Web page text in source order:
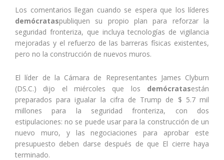
Los comentarios llegan cuando se espera que los líderes
demócrataspubliquen su propio plan para reforzar la
seguridad fronteriza, que incluya tecnologías de vigilancia
mejoradas y el refuerzo de las barreras físicas existentes,
pero no la construcción de nuevos muros.
El líder de la Cámara de Representantes James Clyburn
(DS.C.) dijo el miércoles que los demócratasestán
preparados para igualar la cifra de Trump de $ 5.7 mil
millones para la seguridad fronteriza, con dos
estipulaciones: no se puede usar para la construcción de un
nuevo muro, y las negociaciones para aprobar este
presupuesto deben darse después de que El cierre haya
terminado.